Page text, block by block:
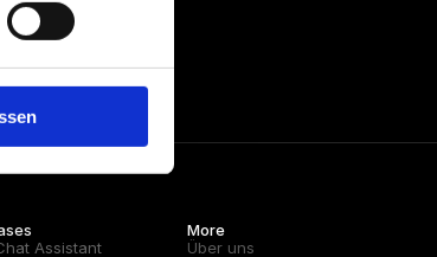
Assistant
More
Über uns